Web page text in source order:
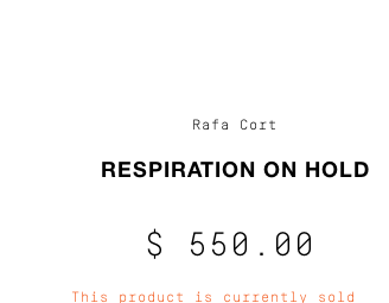
Rafa Cort
RESPIRATION ON HOLD
$ 550.00
This product is currently sold